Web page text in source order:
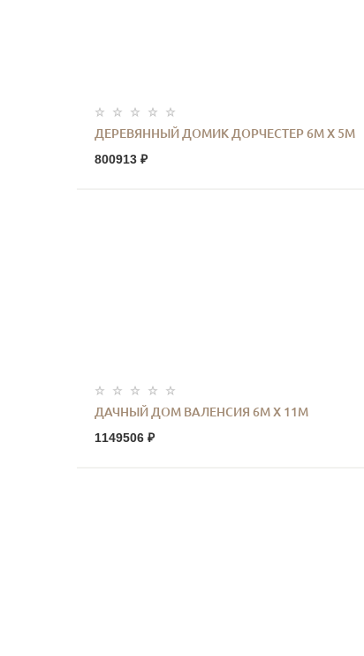
ДЕРЕВЯННЫЙ ДОМИК ДОРЧЕСТЕР 6М Х 5М
800913 ₽
ДАЧНЫЙ ДОМ ВАЛЕНСИЯ 6М Х 11М
1149506 ₽